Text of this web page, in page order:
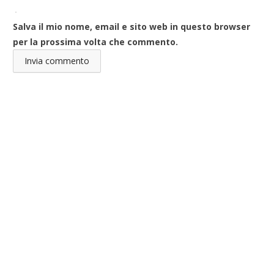
Salva il mio nome, email e sito web in questo browser
per la prossima volta che commento.